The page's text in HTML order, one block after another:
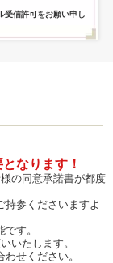
信許可をお願い申し
なります！
の同意承諾書が都度
持参くださいますよ
す。
いたします。
せください。